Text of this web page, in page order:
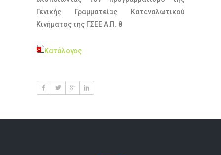
Γενικής Γραμματείας Καταναλωτικού
Κινήματος της ΓΣΕΕ Α.Π. 8
Κατάλογος